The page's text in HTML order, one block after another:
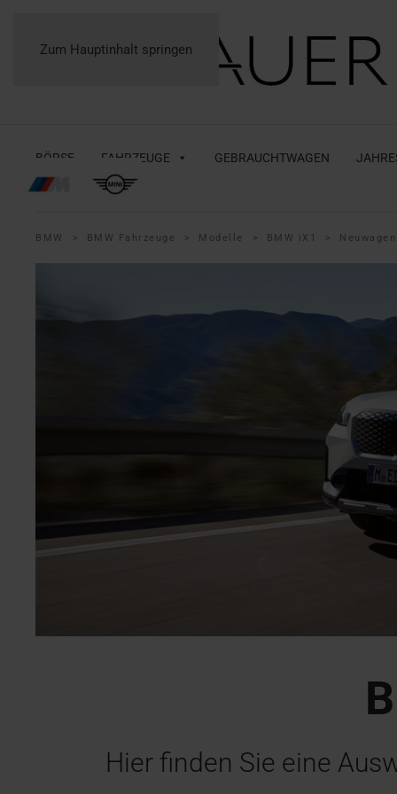
Zum Hauptinhalt springen
BÖRSE FAHRZEUGE GEBRAUCHTWAGEN
BMW BMW Fahrzeuge Modelle BMW iX1 Neuwagen
Hier finden Sie eine